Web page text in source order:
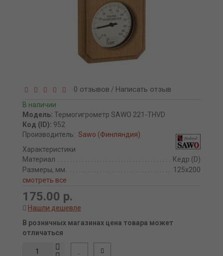
0 отзывов / Написать отзыв
В наличии
Модель: Термогигрометр SAWO 221-THVD
Код (ID): 952
Производитель: Sawo (Финляндия)
Характеристики
Материал
Кедр (D)
Размеры, мм.
125x200
смотреть все
175.00 р.
Нашли дешевле
В розничных магазинах цена товара может
отличаться